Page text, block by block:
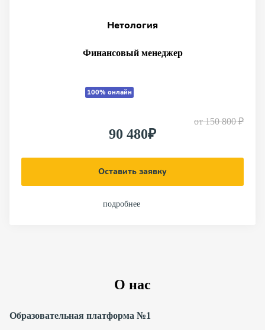
Нетология
Финансовый менеджер
100% онлайн
от150 800 ₽
90 480₽
Оставить заявку
подробнее
О нас
Образовательная платформа №1